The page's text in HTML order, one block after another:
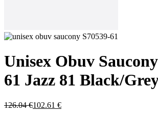
Unisex Obuv
61 Jazz 81 Black/
126.04 €102.61 €